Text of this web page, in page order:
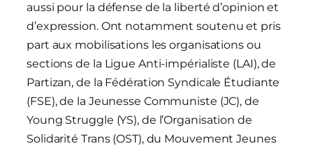
aussi pour la défense de la liberté d’opinion et
d’expression. Ont notamment soutenu et pris
part aux mobilisations les organisations ou
sections de la Ligue Anti-impérialiste (LAI), de
Partizan, de la Fédération Syndicale Étudiante
(FSE), de la Jeunesse Communiste (JC), de
Young Struggle (YS), de l’Organisation de
Solidarité Trans (OST), du Mouvement Jeunes